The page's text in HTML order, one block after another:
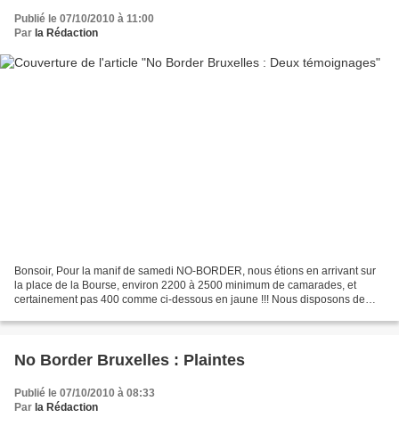
Publié le 07/10/2010 à 11:00
Par la Rédaction
Bonsoir, Pour la manif de samedi NO-BORDER, nous étions en arrivant sur
la place de la Bourse, environ 2200 à 2500 minimum de camarades, et
certainement pas 400 comme ci-dessous en jaune !!! Nous disposons de
No Border Bruxelles : Plaintes
Publié le 07/10/2010 à 08:33
Par la Rédaction